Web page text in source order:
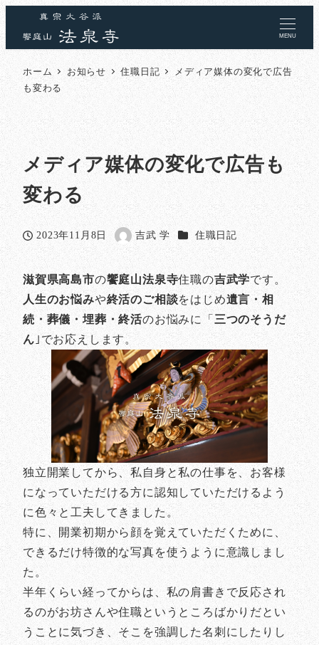
MENU
ホーム お知らせ 住職日記
メディア媒体の変化で広告
も変わる
メディア媒体の変化で広告も
変わる
投稿日
2023年11月8日
著
吉武 学 カテゴリー
住職日記
滋賀県高島市の饗庭山法泉寺住職の吉武学です。
人生のお悩みや終活のご相談をはじめ遺言・相
続・葬儀・埋葬・終活のお悩みに「 三つのそうだ
ん｣でお応えします。
独立開業してから、私自身と私の仕事を、お客様
になっていただける方に認知していただけるよう
に色々と工夫してきました。
特に、開業初期から顔を覚えていただくために、
できるだけ特徴的な写真を使うように意識しまし
た。
半年くらい経ってからは、私の肩書きで反応され
るのがお坊さんや住職というところばかりだとい
うことに気づき、そこを強調した名刺にしたりし